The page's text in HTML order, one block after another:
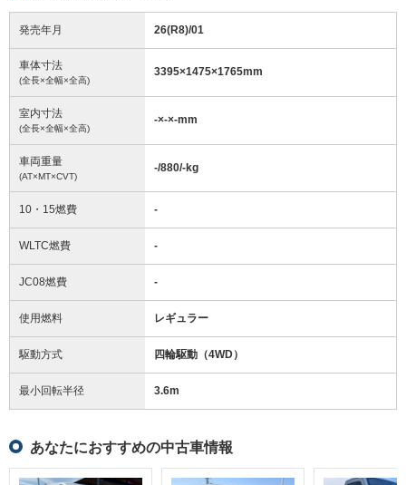
発売年月 26(R8)/01
車体寸法
(全長×全幅×全高)
3395×1475×1765mm
室内寸法
(全長×全幅×全高)
-×-×-mm
車両重量
(AT×MT×CVT)
-/880/-kg
10・15燃費 -
WLTC燃費 -
JC08燃費 -
使用燃料 レギュラー
駆動方式 四輪駆動（4WD）
最小回転半径 3.6m
あなたにおすすめの中古車情報